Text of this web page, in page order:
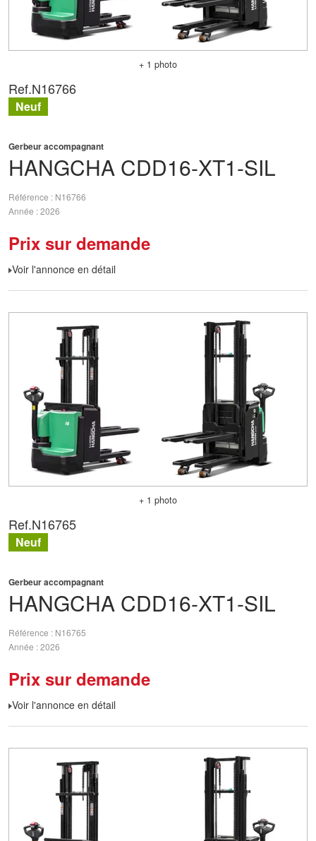
+ 1 photo
HANGCHA CDD16-XT1-SIL
Gerbeur accompagnant
Référence
N16766
Année 2026
Prix sur demande
Voir l'annonce en détail
Ref.N16766
Neuf
+ 1 photo
HANGCHA CDD16-XT1-SIL
Gerbeur accompagnant
Référence
N16765
Année 2026
Prix sur demande
Voir l'annonce en détail
Ref.N16765
Neuf